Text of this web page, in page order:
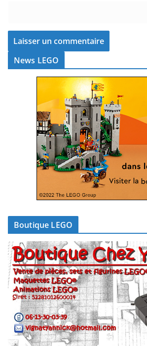
News LEGO
Boutique LEGO